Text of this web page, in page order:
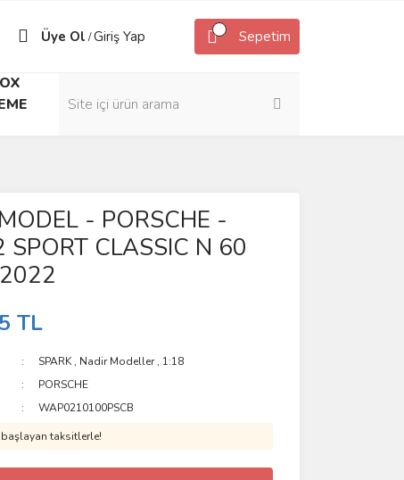
Üye Ol /Giriş Yap Sepetim
- PORSCHE -
CLASSIC N 60
TL
SPARK , Nadir Modeller, 1:18
PORSCHE
WAP0210100PSCB
taksitlerle!